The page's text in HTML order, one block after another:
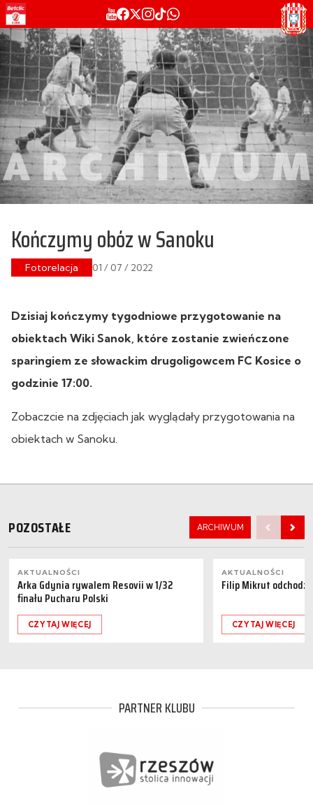
Kończymy obóz w Sanoku
Fotorelacja 01 / 07 / 2022
Dzisiaj kończymy tygodniowe przygotowanie na
obiektach Wiki Sanok, które zostanie zwieńczone
sparingiem ze słowackim drugoligowcem FC Kosice o
godzinie 17:00.
Zobaczcie na zdjęciach jak wyglądały przygotowania na
obiektach w Sanoku.
POZOSTAŁE ARCHIWUM
AKTUALNOŚCI
Arka Gdynia rywalem Resovii w 1/32
finału Pucharu Polski
CZYTAJ WIĘCEJ
AKTUALNOŚCI
Filip Mikrut
CZYTAJ WIĘCEJ
PARTNER KLUBU